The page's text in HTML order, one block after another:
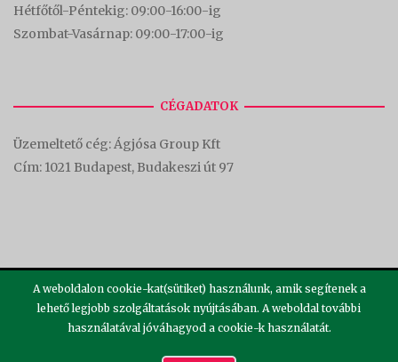
Hétfőtől-Péntekig: 09:00-16:00-ig
Szombat-Vasárnap: 09:00-17:00-ig
CÉGADATOK
Üzemeltető cég: Ágjósa Group Kft
Cím: 1021 Budapest, Budakeszi út 97
Theme bySiteOrigin
A weboldalon cookie-kat(sütiket) használunk, amik segítenek a
lehető legjobb szolgáltatások nyújtásában. A weboldal további
használatával jóváhagyod a cookie-k használatát.